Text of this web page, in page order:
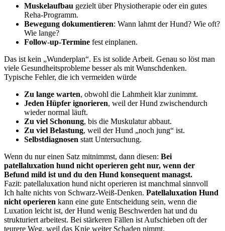
Muskelaufbau gezielt über Physiotherapie oder ein gutes
Reha-Programm.
Bewegung dokumentieren: Wann lahmt der Hund? Wie oft?
Wie lange?
Follow-up-Termine fest einplanen.
Das ist kein „Wunderplan“. Es ist solide Arbeit. Genau so löst man
viele Gesundheitsprobleme besser als mit Wunschdenken.
Typische Fehler, die ich vermeiden würde
Zu lange warten, obwohl die Lahmheit klar zunimmt.
Jeden Hüpfer ignorieren, weil der Hund zwischendurch
wieder normal läuft.
Zu viel Schonung, bis die Muskulatur abbaut.
Zu viel Belastung, weil der Hund „noch jung“ ist.
Selbstdiagnosen statt Untersuchung.
Wenn du nur einen Satz mitnimmst, dann diesen: Bei
patellaluxation hund nicht operieren geht nur, wenn der
Befund mild ist und du den Hund konsequent managst.
Fazit: patellaluxation hund nicht operieren ist manchmal sinnvoll
Ich halte nichts von Schwarz-Weiß-Denken. Patellaluxation Hund
nicht operieren kann eine gute Entscheidung sein, wenn die
Luxation leicht ist, der Hund wenig Beschwerden hat und du
strukturiert arbeitest. Bei stärkeren Fällen ist Aufschieben oft der
teurere Weg, weil das Knie weiter Schaden nimmt.